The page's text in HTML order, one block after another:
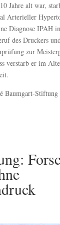
Jahre alt war,
Arterieller
Dia­gnose IPAH
des Druckers
zur
verstarb er im
Baumgart-Stiftung